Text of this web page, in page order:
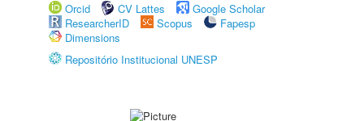
Orcid
CV Lattes
Google Scholar
ResearcherID
Scopus
Fapesp
Dimensions
Repositório Institucional UNESP